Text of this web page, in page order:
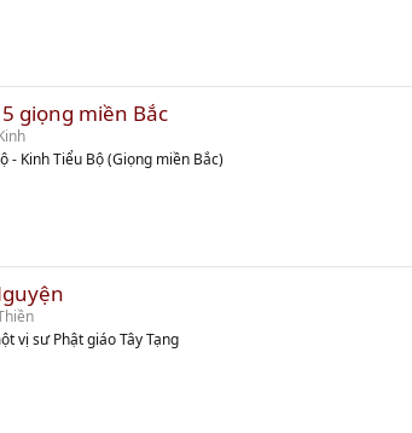
giọng miền Bắc
- Kinh Tiểu Bộ (Giọng miền Bắc)
vị sư Phật giáo Tây Tạng